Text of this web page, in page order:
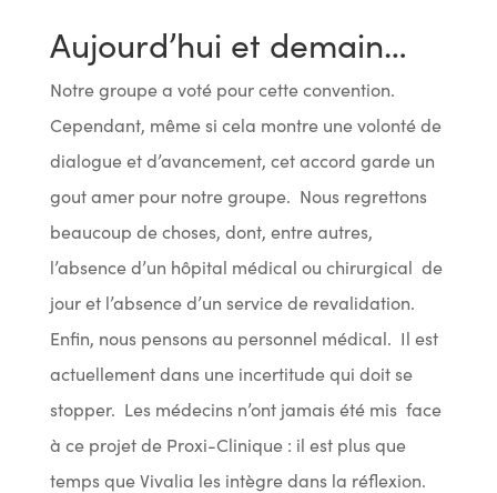
Aujourd’hui et demain…
Notre groupe a voté pour cette convention.
Cependant, même si cela montre une volonté de
dialogue et d’avancement, cet accord garde un
gout amer pour notre groupe. Nous regrettons
beaucoup de choses, dont, entre autres,
l’absence d’un hôpital médical ou chirurgical de
jour et l’absence d’un service de revalidation.
Enfin, nous pensons au personnel médical. Il est
actuellement dans une incertitude qui doit se
stopper. Les médecins n’ont jamais été mis face
à ce projet de Proxi-Clinique : il est plus que
temps que Vivalia les intègre dans la réflexion.